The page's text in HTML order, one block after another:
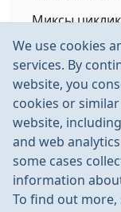
Миксы
ГАЗ М20 и ГАЗ
6 replies, 10 Nov
Какую серву
3 replies, 9 Nov 2013
We use cookies
services. By
website, you
cookies or
website,
and web
some cases
information
To find out more,